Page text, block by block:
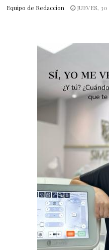
Equipo de Redaccion JUEVES,